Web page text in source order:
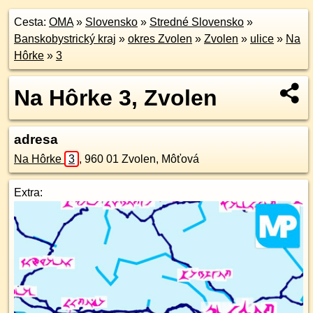
Cesta: OMA» Slovensko » Stredné Slovensko »
Banskobystrický kraj » okres Zvolen » Zvolen » ulice » Na
Hôrke » 3
Na Hôrke 3, Zvolen
adresa
Na Hôrke 3 , 960 01 Zvolen, Môťová
Extra: